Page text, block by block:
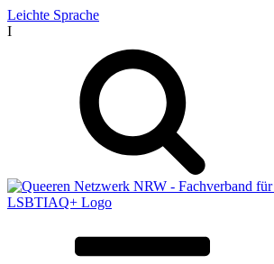
Leichte Sprache
I